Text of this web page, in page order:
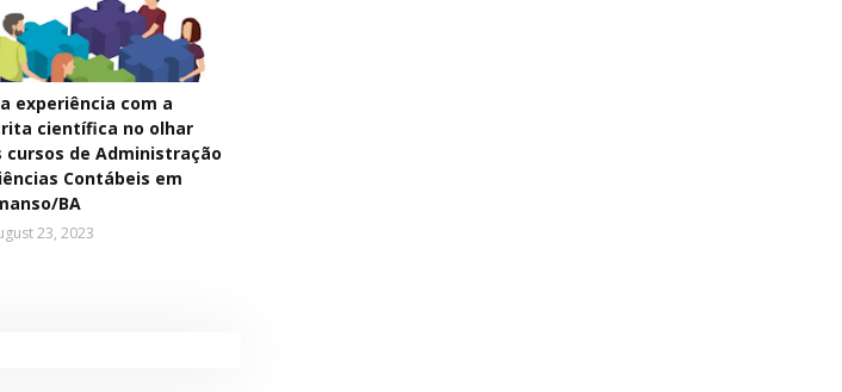
experiência com a
científica no olhar
cursos de Administração
Contábeis em
BA
23, 2023